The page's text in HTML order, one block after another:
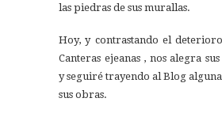
las piedras de sus murallas.
Hoy, y contrastando el
Canteras ejeanas , nos alegra
y seguiré trayendo al Blog
sus obras.